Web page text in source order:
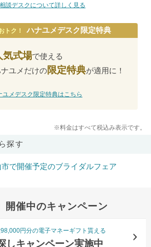
談デスクについて詳しく見る
トク！ ハナユメデスク限定特典
気式場で使える
ユメだけの限定特典が適用に！
ユメデスク限定特典はこちら
※料金はすべて税込み表示です。
探す
で開催予定のブライダルフェア
開催中のキャンペーン
円分の電子マネーギフト貰える
しキャンペーン実施中